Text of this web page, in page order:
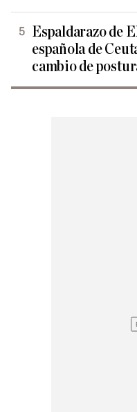
Espaldarazo de
española de
cambio de